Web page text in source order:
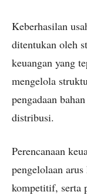
Keberhasilan
ditentukan oleh
keuangan yang
mengelola
pengadaan
distribusi.
Perencanaan
pengelolaan
kompetitif, serta